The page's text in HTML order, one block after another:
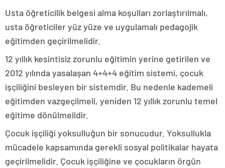
Usta öğreticilik belgesi alma koşulları zorlaştırılmalı,
usta öğreticiler yüz yüze ve uygulamalı pedagojik
eğitimden geçirilmelidir.
12 yıllık kesintisiz zorunlu eğitimin yerine getirilen ve
2012 yılında yasalaşan 4+4+4 eğitim sistemi, çocuk
işçiliğini besleyen bir sistemdir. Bu nedenle kademeli
eğitimden vazgeçilmeli, yeniden 12 yıllık zorunlu temel
eğitime dönülmelidir.
Çocuk işçiliği yoksulluğun bir sonucudur. Yoksullukla
mücadele kapsamında gerekli sosyal politikalar hayata
geçirilmelidir. Çocuk işçiliğine ve çocukların örgün